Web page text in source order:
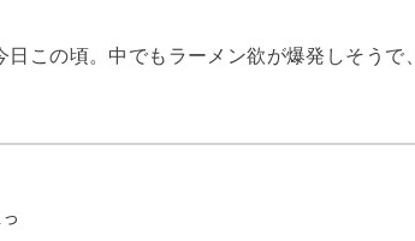
この頃。中でもラーメン欲が爆発しそうで、